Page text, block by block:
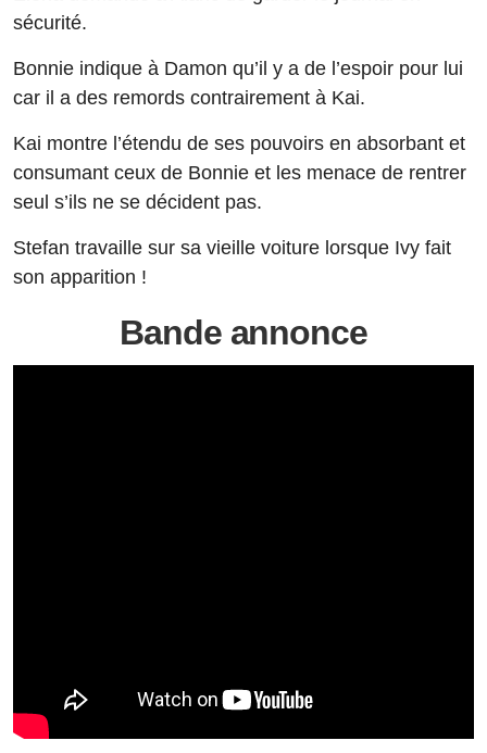
sécurité.
Bonnie indique à Damon qu’il y a de l’espoir pour lui
car il a des remords contrairement à Kai.
Kai montre l’étendu de ses pouvoirs en absorbant et
consumant ceux de Bonnie et les menace de rentrer
seul s’ils ne se décident pas.
Stefan travaille sur sa vieille voiture lorsque Ivy fait
son apparition !
Bande annonce